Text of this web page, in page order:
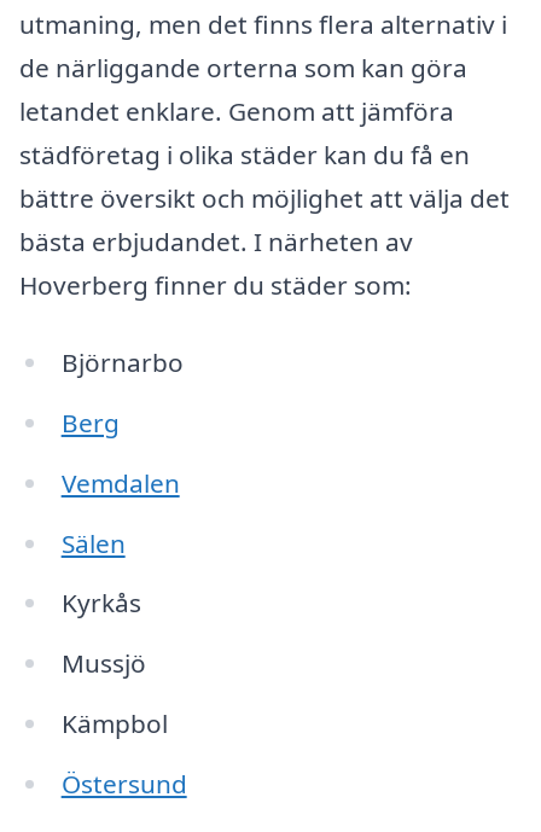
utmaning, men det finns flera alternativ i
de närliggande orterna som kan göra
letandet enklare. Genom att jämföra
städföretag i olika städer kan du få en
bättre översikt och möjlighet att välja det
bästa erbjudandet. I närheten av
Hoverberg finner du städer som:
Björnarbo
Berg
Vemdalen
Sälen
Kyrkås
Mussjö
Kämpbol
Östersund